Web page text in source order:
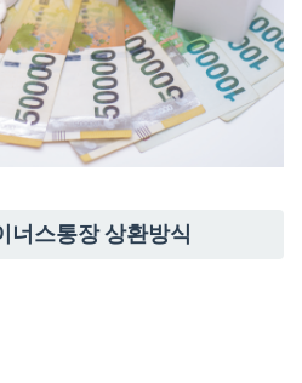
너스통장 상환방식